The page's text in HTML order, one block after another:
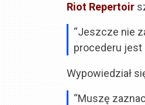
Riot Repertoir
“Jeszcze nie
procederu jest
Wypowiedział
“Muszę